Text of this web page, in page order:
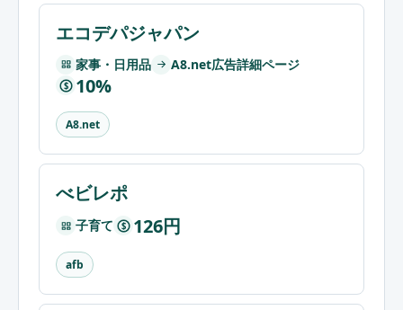
エコデパジャパン
家事・日用品 A8.net広告詳細ページ
$ 10%
A8.net
べビレポ
子育て $ 126円
afb